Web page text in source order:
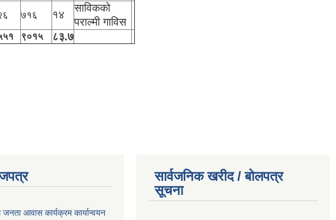
७१६ १४
साविकको
पराल्मी गाविस
९०१५
८३.७
आवास कार्यक्रम कार्यान्वयन
सार्वजनिक खरीद / बोलपत्र
सूचना